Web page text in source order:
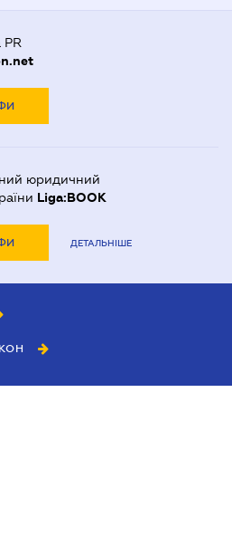
PR
юридичний
Liga:BOOK
ДЕТАЛЬНІШЕ